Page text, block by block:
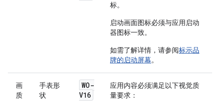
标。
启动画面图标必须与应用启动
器图标一致。
如需了解详情，请参阅标示品
牌的启动屏幕。
画
质
手表形
状
WO-
V16
应用内容必须满足以下视觉质
量要求：